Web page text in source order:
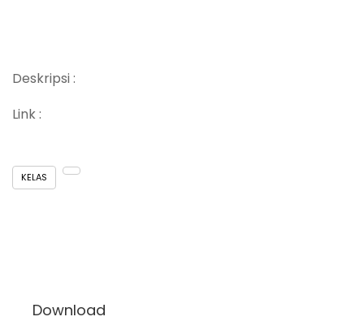
Deskripsi :
Link :
KELAS
Download